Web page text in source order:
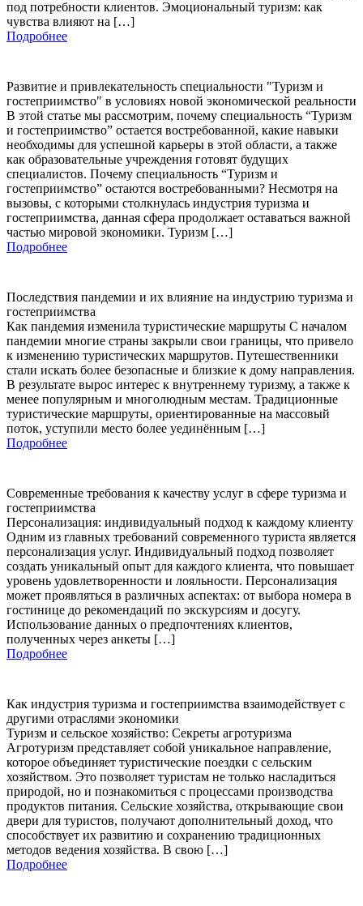
под потребности клиентов. Эмоциональный туризм: как
чувства влияют на […]
Подробнее
Развитие и привлекательность специальности "Туризм и
гостеприимство" в условиях новой экономической реальности
В этой статье мы рассмотрим, почему специальность “Туризм
и гостеприимство” остается востребованной, какие навыки
необходимы для успешной карьеры в этой области, а также
как образовательные учреждения готовят будущих
специалистов. Почему специальность “Туризм и
гостеприимство” остаются востребованными? Несмотря на
вызовы, с которыми столкнулась индустрия туризма и
гостеприимства, данная сфера продолжает оставаться важной
частью мировой экономики. Туризм […]
Подробнее
Последствия пандемии и их влияние на индустрию туризма и
гостеприимства
Как пандемия изменила туристические маршруты С началом
пандемии многие страны закрыли свои границы, что привело
к изменению туристических маршрутов. Путешественники
стали искать более безопасные и близкие к дому направления.
В результате вырос интерес к внутреннему туризму, а также к
менее популярным и многолюдным местам. Традиционные
туристические маршруты, ориентированные на массовый
поток, уступили место более уединённым […]
Подробнее
Современные требования к качеству услуг в сфере туризма и
гостеприимства
Персонализация: индивидуальный подход к каждому клиенту
Одним из главных требований современного туриста является
персонализация услуг. Индивидуальный подход позволяет
создать уникальный опыт для каждого клиента, что повышает
уровень удовлетворенности и лояльности. Персонализация
может проявляться в различных аспектах: от выбора номера в
гостинице до рекомендаций по экскурсиям и досугу.
Использование данных о предпочтениях клиентов,
полученных через анкеты […]
Подробнее
Как индустрия туризма и гостеприимства взаимодействует с
другими отраслями экономики
Туризм и сельское хозяйство: Секреты агротуризма
Агротуризм представляет собой уникальное направление,
которое объединяет туристические поездки с сельским
хозяйством. Это позволяет туристам не только насладиться
природой, но и познакомиться с процессами производства
продуктов питания. Сельские хозяйства, открывающие свои
двери для туристов, получают дополнительный доход, что
способствует их развитию и сохранению традиционных
методов ведения хозяйства. В свою […]
Подробнее